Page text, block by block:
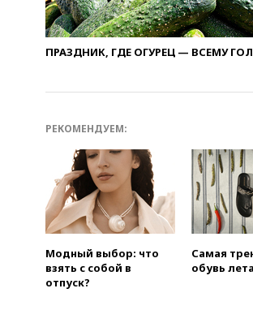
ПРАЗДНИК, ГДЕ ОГУРЕЦ — ВСЕМУ
РЕКОМЕНДУЕМ:
Модный выбор: что
взять с собой в
отпуск?
Самая
обувь